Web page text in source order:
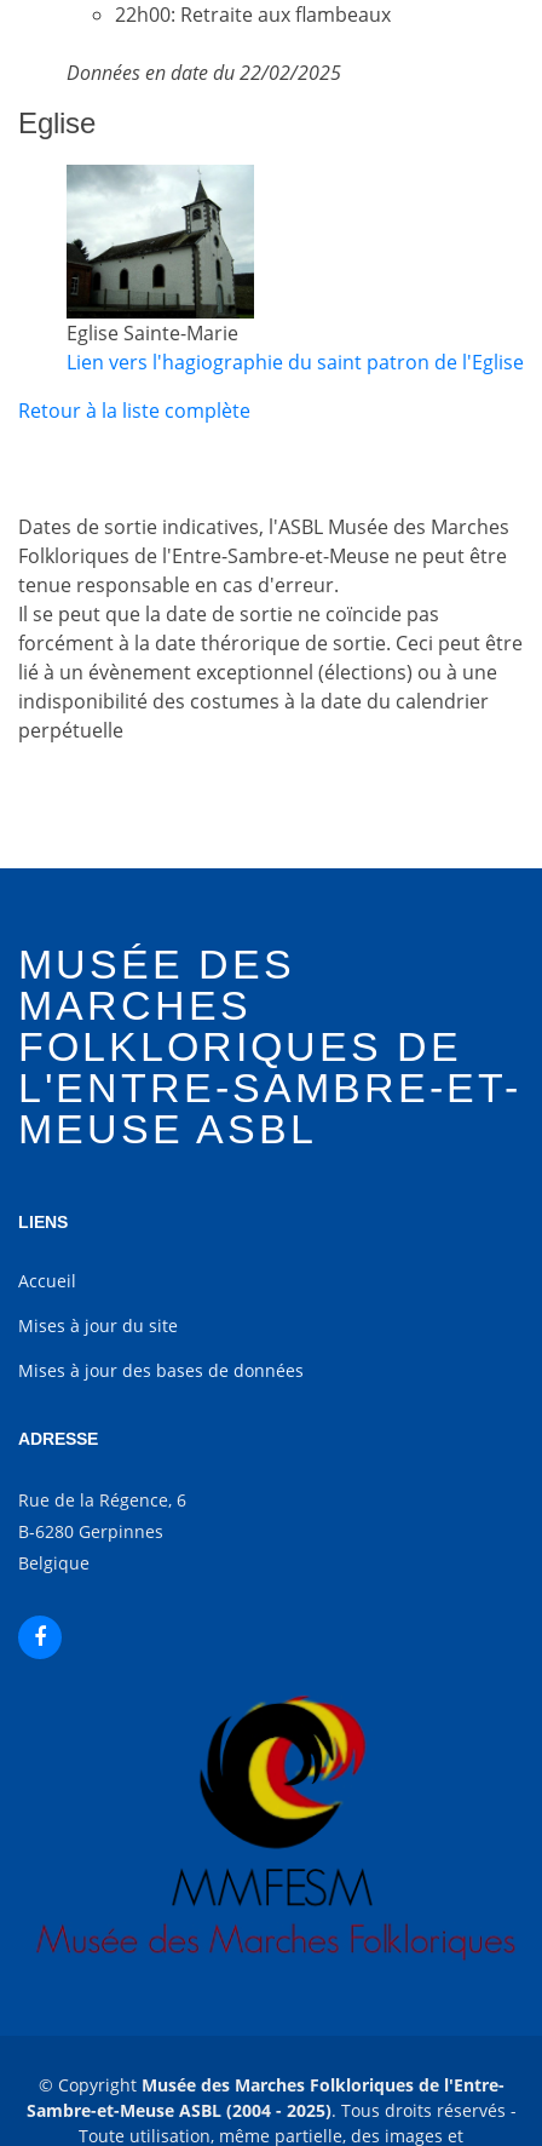
22h00: Retraite aux flambeaux
Données en date du 22/02/2025
Eglise
Eglise Sainte-Marie
Lien vers l'hagiographie du saint patron de l'Eglise
Retour à la liste complète
Dates de sortie indicatives, l'ASBL Musée des Marches
Folkloriques de l'Entre-Sambre-et-Meuse ne peut être
tenue responsable en cas d'erreur.
Il se peut que la date de sortie ne coïncide pas
forcément à la date thérorique de sortie. Ceci peut être
lié à un évènement exceptionnel (élections) ou à une
indisponibilité des costumes à la date du calendrier
perpétuelle
MUSÉE DES
MARCHES
FOLKLORIQUES DE
L'ENTRE-SAMBRE-ET-
MEUSE ASBL
LIENS
Accueil
Mises à jour du site
Mises à jour des bases de données
ADRESSE
Rue de la Régence, 6
B-6280 Gerpinnes
Belgique
© Copyright Musée des Marches Folkloriques de l'Entre-
Sambre-et-Meuse ASBL (2004 - 2025). Tous droits réservés -
Toute utilisation, même partielle, des images et